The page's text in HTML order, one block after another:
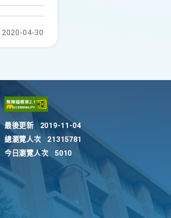
2020-04-30
最後更新
2019-11-04
總瀏覽人次
21315781
今日瀏覽人次
5010